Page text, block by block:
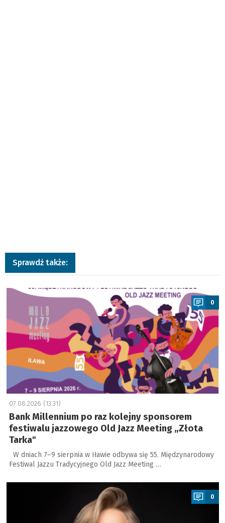
Sprawdź także:
a
0
07.08.2026 (13:31)
Bank Millennium po raz kolejny sponsorem
festiwalu jazzowego Old Jazz Meeting „Złota
Tarka"
W dniach 7–9 sierpnia w Iławie odbywa się 55. Międzynarodowy
Festiwal Jazzu Tradycyjnego Old Jazz Meeting …
a
0